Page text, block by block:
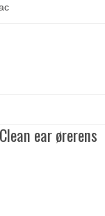
ear ørerens